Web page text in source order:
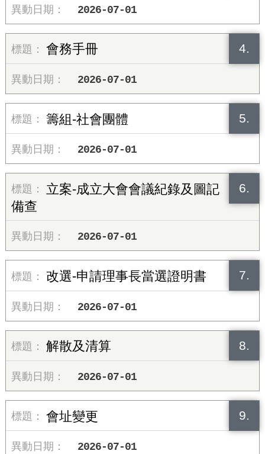
2026-07-01
4.
會務手冊
2026-07-01
5.
籌組-社會團體
2026-07-01
6.
立案-成立大會會議紀錄及圖記
備查
2026-07-01
7.
改選-申請理事長當選證明書
2026-07-01
8.
解散及清算
2026-07-01
9.
會址變更
2026-07-01